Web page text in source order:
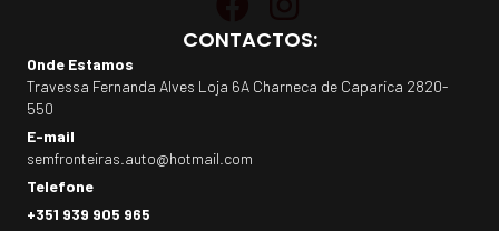
CONTACTOS:
Onde Estamos
Travessa Fernanda Alves Loja 6A Charneca de Caparica 2820-
550
E-mail
semfronteiras.auto@hotmail.com
Telefone
+351 939 905 965